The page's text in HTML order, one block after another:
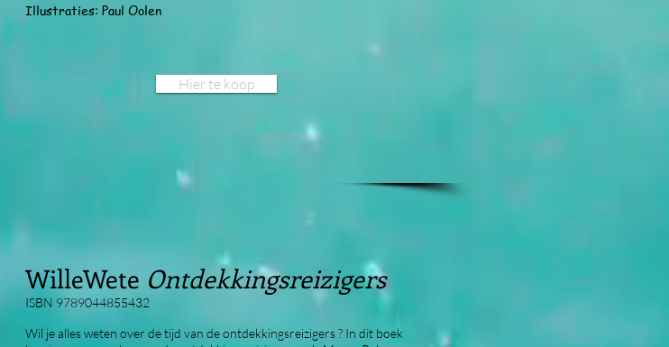
Illustraties: Paul Oolen
Hier te koop
WilleWete Ontdekkingsreizigers
ISBN 9789044855432
Wil je alles weten over de tijd van de ontdekkingsreizigers ? In dit boek